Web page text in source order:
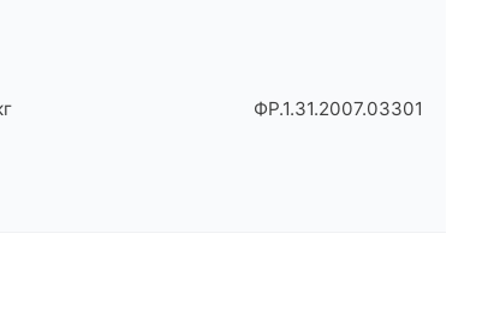
ФР.1.31.2007.03301